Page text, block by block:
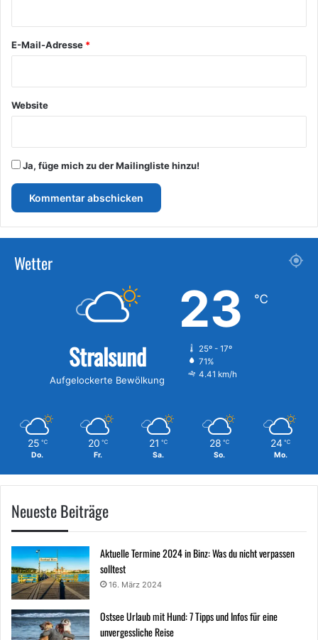
E-Mail-Adresse *
Website
Ja, füge mich zu der Mailingliste hinzu!
Wetter
Stralsund
Aufgelockerte Bewölkung
23 ℃
25º - 17º
71%
4.41 km/h
25 ℃
Do.
20 ℃
Fr.
21 ℃
Sa.
28 ℃
So.
24 ℃
Mo.
Neueste Beiträge
Aktuelle Termine 2024 in Binz: Was du nicht verpassen
solltest
16. März 2024
Ostsee Urlaub mit Hund: 7 Tipps und Infos für eine
unvergessliche Reise